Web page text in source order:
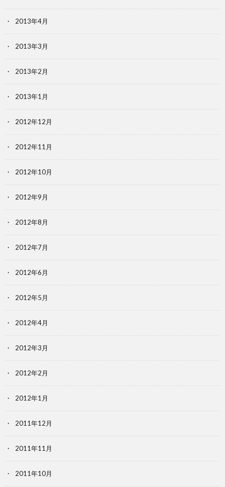
2013年4月
2013年3月
2013年2月
2013年1月
2012年12月
2012年11月
2012年10月
2012年9月
2012年8月
2012年7月
2012年6月
2012年5月
2012年4月
2012年3月
2012年2月
2012年1月
2011年12月
2011年11月
2011年10月